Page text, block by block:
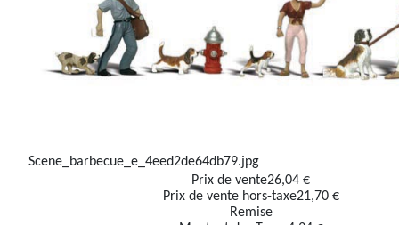
Scene_barbecue_e_4eed2de64db79.jpg
Prix ​​de vente26,04 €
Prix de vente hors-taxe21,70 €
Remise